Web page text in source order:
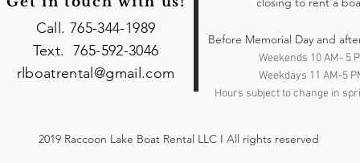
Before Memorial Day and
Weekends 10 AM- 5
Weekdays 11 AM-5
Hours subject to change in
Call. 765-344-1989
Text. 765-592-3046
rlboatrental@gmail.com
2019 Raccoon Lake Boat Rental LLC I All rights reserved